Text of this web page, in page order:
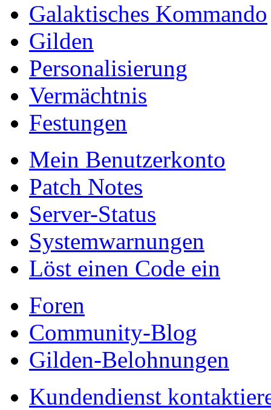
Galaktisches Kommando
Gilden
Personalisierung
Vermächtnis
Festungen
Mein Benutzerkonto
Patch Notes
Server-Status
Systemwarnungen
Löst einen Code ein
Foren
Community-Blog
Gilden-Belohnungen
Kundendienst